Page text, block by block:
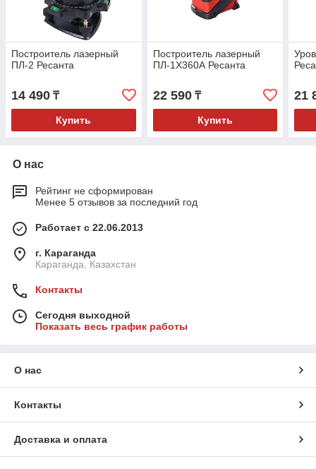
Построитель лазерный
ПЛ-2 Ресанта
14 490 ₸
Купить
Построитель лазерный
ПЛ-1Х360А Ресанта
22 590₸
Купить
21
О нас
Рейтинг не сформирован
Менее 5 отзывов за последний год
Работает с 22.06.2013
г. Караганда
Караганда, Казахстан
Контакты
Сегодня выходной
Показать весь график работы
О нас
Контакты
Доставка и оплата